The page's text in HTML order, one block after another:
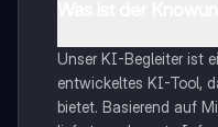
Unser KI-Begleiter ist
entwickeltes KI-Tool,
bietet. Basierend auf